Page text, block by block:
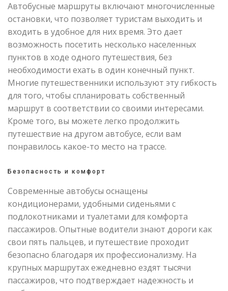
Автобусные маршруты включают многочисленные
остановки, что позволяет туристам выходить и
входить в удобное для них время. Это дает
возможность посетить несколько населенных
пунктов в ходе одного путешествия, без
необходимости ехать в один конечный пункт.
Многие путешественники используют эту гибкость
для того, чтобы спланировать собственный
маршрут в соответствии со своими интересами.
Кроме того, вы можете легко продолжить
путешествие на другом автобусе, если вам
понравилось какое-то место на трассе.
Безопасность и комфорт
Современные автобусы оснащены
кондиционерами, удобными сиденьями с
подлокотниками и туалетами для комфорта
пассажиров. Опытные водители знают дороги как
свои пять пальцев, и путешествие проходит
безопасно благодаря их профессионализму. На
крупных маршрутах ежедневно ездят тысячи
пассажиров, что подтверждает надежность и